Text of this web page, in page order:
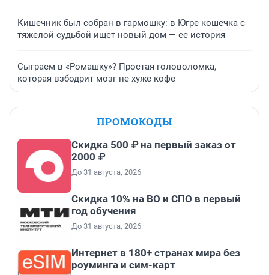
Кишечник был собран в гармошку: в Югре кошечка с
тяжелой судьбой ищет новый дом — ее история
Сыграем в «Ромашку»? Простая головоломка,
которая взбодрит мозг не хуже кофе
ПРОМОКОДЫ
Скидка 500 ₽ на первый заказ от
2000 ₽
До 31 августа, 2026
Скидка 10% на ВО и СПО в первый
год обучения
До 31 августа, 2026
Интернет в 180+ странах мира без
роуминга и сим-карт